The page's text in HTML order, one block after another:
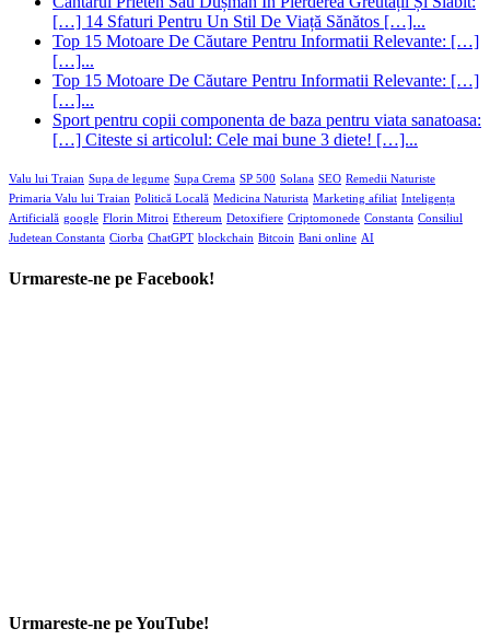
[…] 14 Sfaturi Pentru Un Stil De Viață Sănătos […]...
Top 15 Motoare De Căutare Pentru Informatii Relevante: […]
[…]...
Top 15 Motoare De Căutare Pentru Informatii Relevante: […]
[…]...
Sport pentru copii componenta de baza pentru viata sanatoasa:
[…] Citeste si articolul: Cele mai bune 3 diete! […]...
Valu lui Traian Supa de legume Supa Crema SP 500 Solana SEO Remedii Naturiste
Primaria Valu lui Traian Politică Locală Medicina Naturista Marketing afiliat Inteligența
Artificială google Florin Mitroi Ethereum Detoxifiere Criptomonede Constanta Consiliul
Judetean Constanta Ciorba ChatGPT blockchain Bitcoin Bani online AI
Urmareste-ne pe Facebook!
Urmareste-ne pe YouTube!